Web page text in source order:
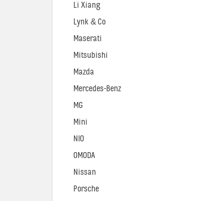
Li Xiang
Lynk & Co
Maserati
Mitsubishi
Mazda
Mercedes-Benz
MG
Mini
NIO
OMODA
Nissan
Porsche